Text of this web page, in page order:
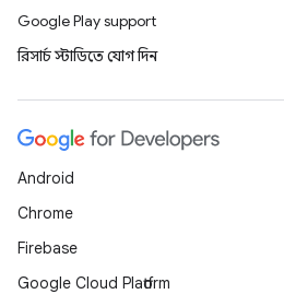
Google Play support
রিসার্চ স্টাডিতে যোগ দিন
Android
Chrome
Firebase
Google Cloud Platform